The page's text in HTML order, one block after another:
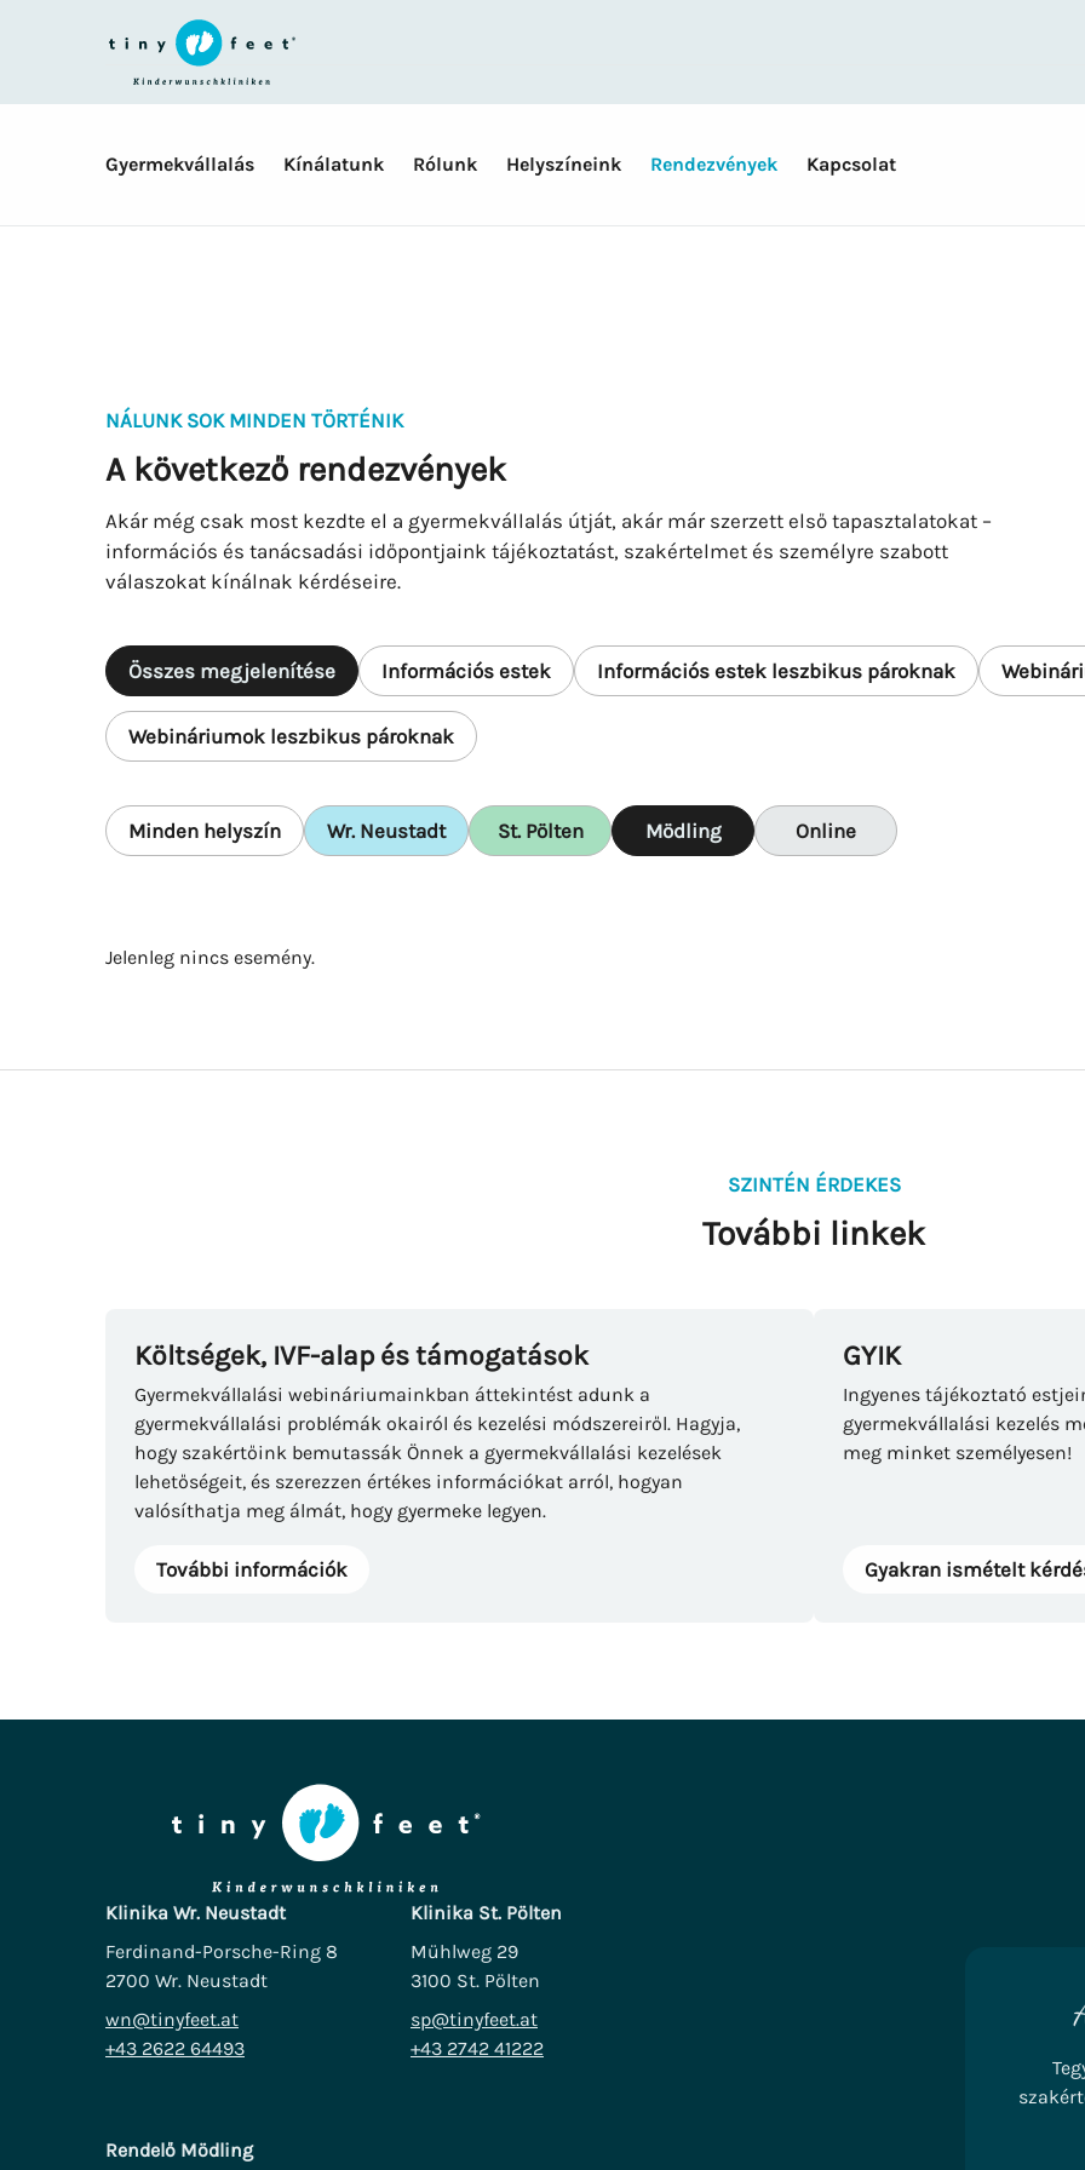
Gyermekvállalás Kínálatunk Rólunk Helyszíneink Rendezvények Kapcsolat
NÁLUNK SOK MINDEN TÖRTÉNIK
A következő rendezvények
Akár még csak most kezdte el a gyermekvállalás útját, akár már szerzett első tapasztalatokat –
információs és tanácsadási időpontjaink tájékoztatást, szakértelmet és személyre szabott
válaszokat kínálnak kérdéseire.
Összes megjelenítése Információs estek Információs estek leszbikus pároknak
Webináriumok leszbikus pároknak
Minden helyszín Wr. Neustadt St. Pölten Mödling Online
Jelenleg nincs esemény.
SZINTÉN ÉRDEKES
További linkek
Költségek, IVF-alap és támogatások
Gyermekvállalási webináriumainkban áttekintést adunk a
gyermekvállalási problémák okairól és kezelési módszereiről. Hagyja,
hogy szakértőink bemutassák Önnek a gyermekvállalási kezelések
lehetőségeit, és szerezzen értékes információkat arról, hogyan
valósíthatja meg álmát, hogy gyermeke legyen.
További információk
GYIK
Ingyenes tájékoztató
gyermekvállalási kezelés
meg minket személyesen!
Gyakran ismételt
Klinika Wr. Neustadt
Ferdinand-Porsche-Ring 8
2700 Wr. Neustadt
wn@tinyfeet.at
+43 2622 64493
Klinika St. Pölten
Mühlweg 29
3100 St. Pölten
sp@tinyfeet.at
+43 2742 41222
Rendelő Mödling